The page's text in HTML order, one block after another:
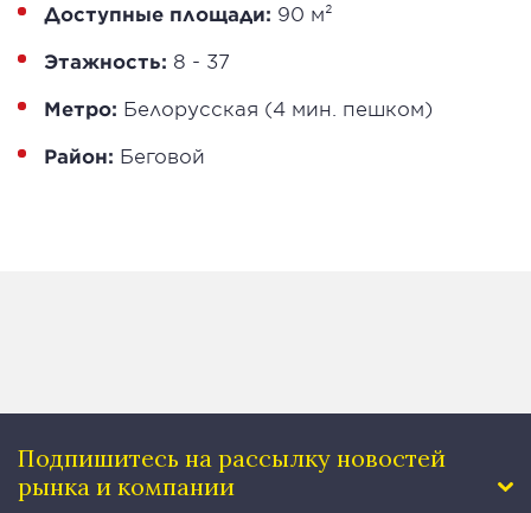
Доступные площади: 90 м²
Этажность: 8 - 37
Метро: Белорусская (4 мин. пешком)
Район: Беговой
Подпишитесь на рассылку новостей
рынка и компании